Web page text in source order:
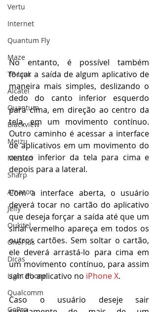
Vertu
Internet
Quantum Fly
Maze
TP-Link
Alcatel
Quantum
Blackview
Meizu
Mission
Sharp
Amazon
Jelly
Oukitel
OnePlus
Dicas
Light Phone
Qualcomm
GoPro
No entanto, é possível também
forçar a saída de algum aplicativo de
maneira mais simples, deslizando o
dedo do canto inferior esquerdo
para cima, em direção ao centro da
tela, em um movimento contínuo.
Outro caminho é acessar a interface
de aplicativos em um movimento do
centro inferior da tela para cima e
depois para a lateral.
Com a interface aberta, o usuário
deverá tocar no cartão do aplicativo
que deseja forçar a saída até que um
sinal vermelho apareça em todos os
outros cartões. Sem soltar o cartão,
ele deverá arrastá-lo para cima em
um movimento contínuo, para assim
sair do aplicativo no iPhone X.
Caso o usuário deseje sair